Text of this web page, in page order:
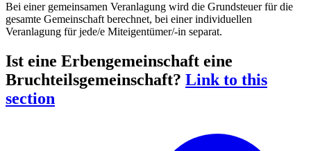
Bei einer gemeinsamen Veranlagung wird die Grundsteuer für die
gesamte Gemeinschaft berechnet, bei einer individuellen
Veranlagung für jede/e Miteigentümer/-in separat.
Ist eine Erbengemeinschaft eine
Bruchteilsgemeinschaft? Link to this
section